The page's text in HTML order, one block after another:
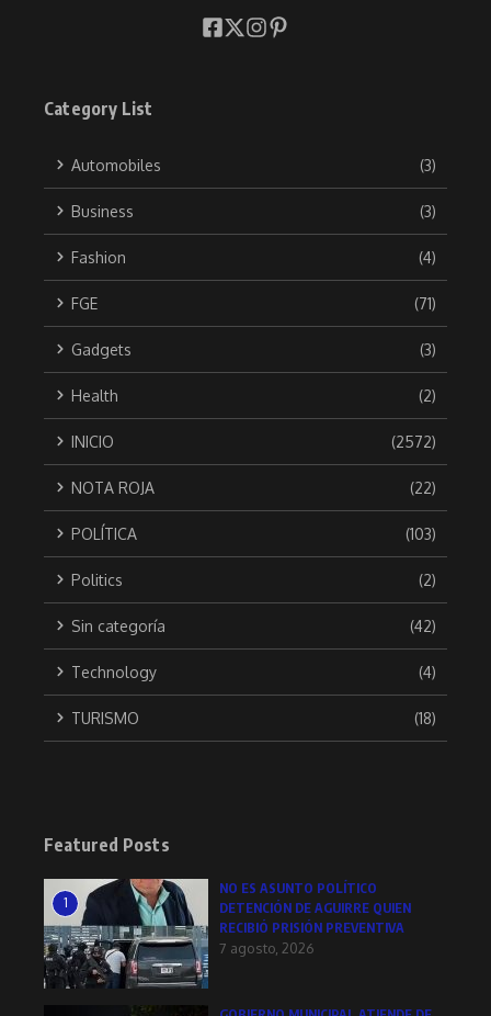
Category List
Automobiles (3)
Business (3)
Fashion (4)
FGE (71)
Gadgets (3)
Health (2)
INICIO (2572)
NOTA ROJA (22)
POLÍTICA (103)
Politics (2)
Sin categoría (42)
Technology (4)
TURISMO (18)
Featured Posts
1
NO ES ASUNTO POLÍTICO
DETENCIÓN DE AGUIRRE QUIEN
RECIBIÓ PRISIÓN PREVENTIVA
7 agosto, 2026